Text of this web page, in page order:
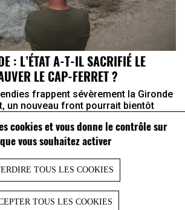
cookies et vous donne le contrôle sur
vous souhaitez activer
TOUS LES COOKIES
TOUS LES COOKIES
: L’ÉTAT A-T-IL SACRIFIÉ LE
LE CAP-FERRET ?
frappent sévèrement la Gironde
un nouveau front pourrait bientôt
par les flammes, ont annoncé ...